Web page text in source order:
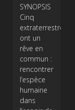
SYNOPSIS
Cinq
extraterrestres
ont un
rêve en
commun :
rencontrer
l’espèce
humaine
dans